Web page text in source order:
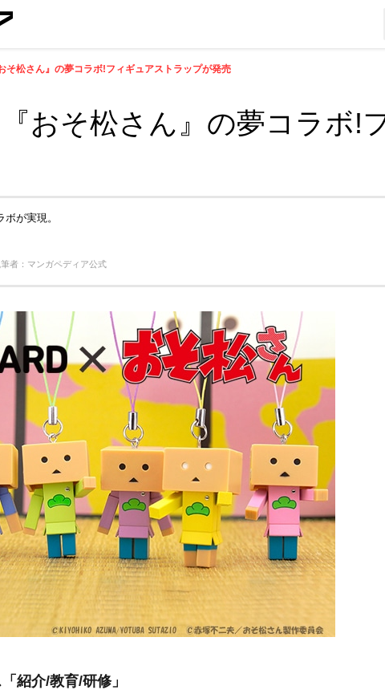
そ松さん』の夢コラボ!フィギュアストラップが発売
おそ松さん』の夢コラボ!
が実現。
者：マンガペディア公式
紹介/教育/研修」